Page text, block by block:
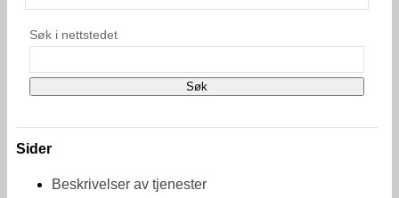
Søk i nettstedet
Sider
Beskrivelser av tjenester